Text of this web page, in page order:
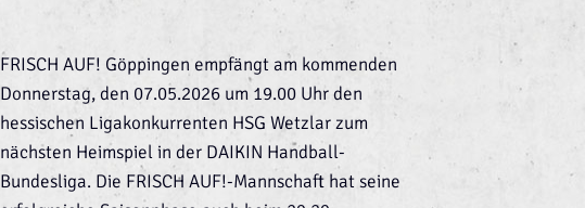
FRISCH AUF! Göppingen empfängt am kommenden
Donnerstag, den 07.05.2026 um 19.00 Uhr den
hessischen Ligakonkurrenten HSG Wetzlar zum
nächsten Heimspiel in der DAIKIN Handball-
Bundesliga. Die FRISCH AUF!-Mannschaft hat seine